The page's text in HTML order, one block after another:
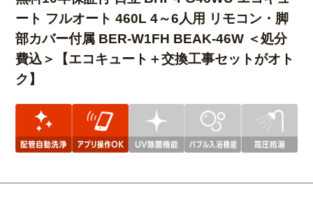
ート フルオート 460L 4～6人用 リモコン・脚
部カバー付属 BER-W1FH BEAK-46W ＜処分
費込＞【エコキュート＋交換工事セットがオト
ク】